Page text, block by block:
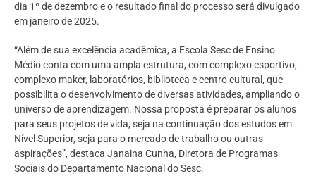
dia 1º de dezembro e o resultado final do processo será divulgado
em janeiro de 2025.
“Além de sua excelência acadêmica, a Escola Sesc de Ensino
Médio conta com uma ampla estrutura, com complexo esportivo,
complexo maker, laboratórios, biblioteca e centro cultural, que
possibilita o desenvolvimento de diversas atividades, ampliando o
universo de aprendizagem. Nossa proposta é preparar os alunos
para seus projetos de vida, seja na continuação dos estudos em
Nível Superior, seja para o mercado de trabalho ou outras
aspirações”, destaca Janaina Cunha, Diretora de Programas
Sociais do Departamento Nacional do Sesc.